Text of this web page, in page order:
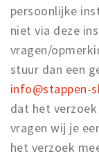
persoonlijke
niet via deze
vragen/
stuur dan een
info@stappen-
dat het
vragen wij je
het verzoek